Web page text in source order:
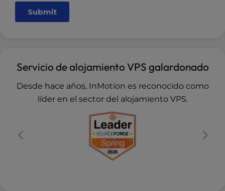
Servicio de alojamiento VPS galardonado
Desde hace años, InMotion es reconocido como
líder en el sector del alojamiento VPS.